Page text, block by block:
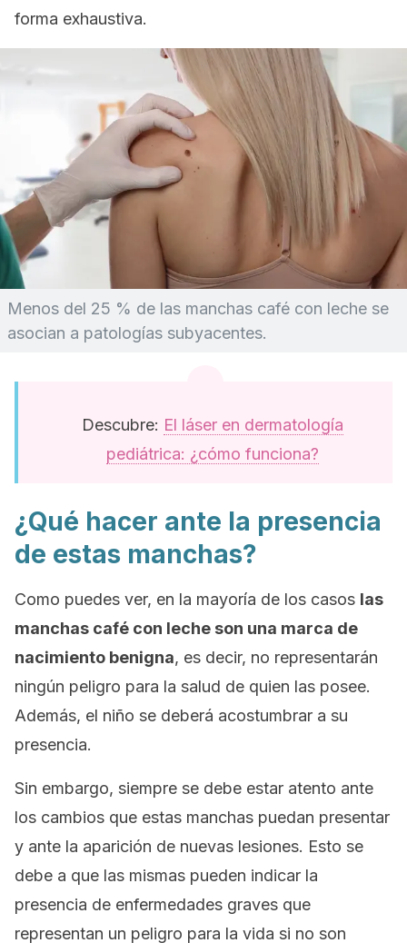
forma exhaustiva.
Menos del 25 % de las manchas café con leche se
asocian a patologías subyacentes.
Descubre: El láser en dermatología
pediátrica: ¿cómo funciona?
¿Qué hacer ante la presencia
de estas manchas?
Como puedes ver, en la mayoría de los casos las
manchas café con leche son una marca de
nacimiento benigna, es decir, no representarán
ningún peligro para la salud de quien las posee.
Además, el niño se deberá acostumbrar a su
presencia.
Sin embargo, siempre se debe estar atento ante
los cambios que estas manchas puedan presentar
y ante la aparición de nuevas lesiones. Esto se
debe a que las mismas pueden indicar la
presencia de enfermedades graves que
representan un peligro para la vida si no son